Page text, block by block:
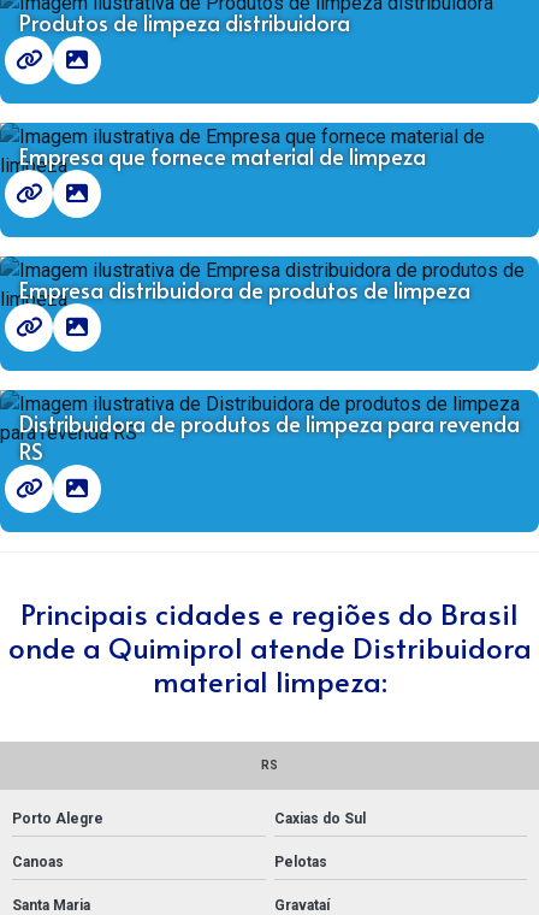
Produtos de limpeza distribuidora
Empresa que fornece material de limpeza
Empresa distribuidora de produtos de limpeza
Distribuidora de produtos de limpeza para revenda
RS
Principais cidades e regiões do Brasil
onde a Quimiprol atende Distribuidora
material limpeza:
RS
Porto Alegre Caxias do Sul
Canoas Pelotas
Santa Maria Gravataí